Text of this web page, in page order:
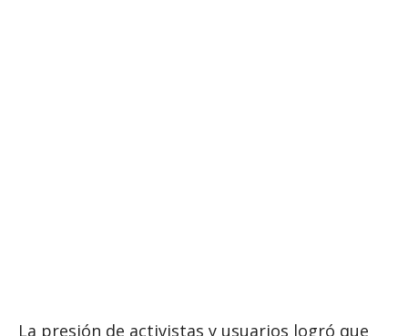
La presión de activistas y usuarios logró que